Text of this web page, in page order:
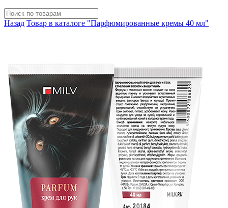
Назад Товар в каталоге "Парфюмированные кремы 40 мл"